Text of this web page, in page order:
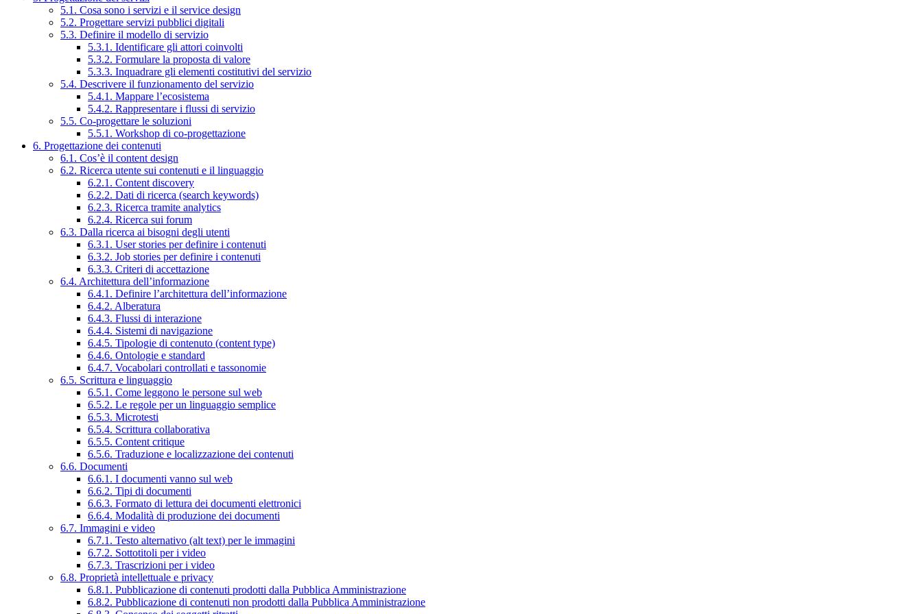
5.1. Cosa sono i servizi e il service design
5.2. Progettare servizi pubblici digitali
5.3. Definire il modello di servizio
5.3.1. Identificare gli attori coinvolti
5.3.2. Formulare la proposta di valore
5.3.3. Inquadrare gli elementi costitutivi del servizio
5.4. Descrivere il funzionamento del servizio
5.4.1. Mappare l’ecosistema
5.4.2. Rappresentare i flussi di servizio
5.5. Co-progettare le soluzioni
5.5.1. Workshop di co-progettazione
6. Progettazione dei contenuti
6.1. Cos’è il content design
6.2. Ricerca utente sui contenuti e il linguaggio
6.2.1. Content discovery
6.2.2. Dati di ricerca (search keywords)
6.2.3. Ricerca tramite analytics
6.2.4. Ricerca sui forum
6.3. Dalla ricerca ai bisogni degli utenti
6.3.1. User stories per definire i contenuti
6.3.2. Job stories per definire i contenuti
6.3.3. Criteri di accettazione
6.4. Architettura dell’informazione
6.4.1. Definire l’architettura dell’informazione
6.4.2. Alberatura
6.4.3. Flussi di interazione
6.4.4. Sistemi di navigazione
6.4.5. Tipologie di contenuto (content type)
6.4.6. Ontologie e standard
6.4.7. Vocabolari controllati e tassonomie
6.5. Scrittura e linguaggio
6.5.1. Come leggono le persone sul web
6.5.2. Le regole per un linguaggio semplice
6.5.3. Microtesti
6.5.4. Scrittura collaborativa
6.5.5. Content critique
6.5.6. Traduzione e localizzazione dei contenuti
6.6. Documenti
6.6.1. I documenti vanno sul web
6.6.2. Tipi di documenti
6.6.3. Formato di lettura dei documenti elettronici
6.6.4. Modalità di produzione dei documenti
6.7. Immagini e video
6.7.1. Testo alternativo (alt text) per le immagini
6.7.2. Sottotitoli per i video
6.7.3. Trascrizioni per i video
6.8. Proprietà intellettuale e privacy
6.8.1. Pubblicazione di contenuti prodotti dalla Pubblica Amministrazione
6.8.2. Pubblicazione di contenuti non prodotti dalla Pubblica Amministrazione